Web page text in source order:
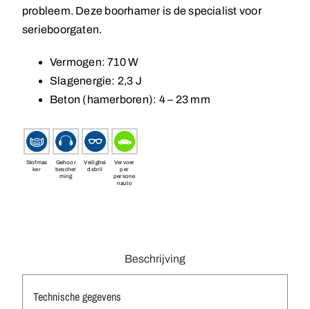
probleem. Deze boorhamer is de specialist voor
serieboorgaten.
Vermogen: 710 W
Slagenergie: 2,3 J
Beton (hamerboren): 4 – 23 mm
Stofmas
ker
Gehoor
bescher
ming
Veilighei
dsbril
Vervoer
per
persone
nauto
Beschrijving
Technische gegevens